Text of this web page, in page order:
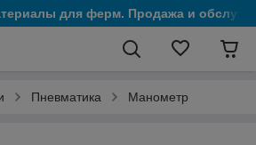
для ферм. Продажа и
Пневматика Манометр